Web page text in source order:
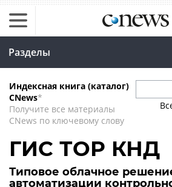
Разделы
Индексная книга (каталог)
CNews*
Получите все материалы
CNews по ключевому слову
ГИС ТОР КНД
Типовое облачное
автоматизации